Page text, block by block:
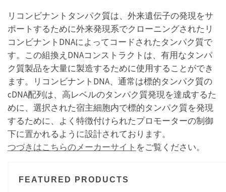
リコンビナントタンパク質は、外来遺伝子の発現をサ
ポートするために外来発現系でクローニングされたリ
コンビナントDNAによってコードされたタンパク質で
す。この組換えDNAコンストラクトは、有用なタンパ
ク質製品を大量に製造するために使用することができ
ます。リコンビナントDNA、通常は標的タンパク質の
cDNA配列は、高レベルのタンパク質発現を達成するた
めに、選択された宿主細胞内で標的タンパク質を発現
するために、よく特徴付けられたプロモーターの制御
下に置かれるように設計されております。
つづきはこちらのメーカーサイト をご覧ください。
FEATURED PRODUCTS